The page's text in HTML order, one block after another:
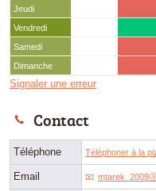
Jeudi
Vendredi
Samedi
Dimanche
Signaler une erreur
Contact
Téléphone Téléphoner à la
Email